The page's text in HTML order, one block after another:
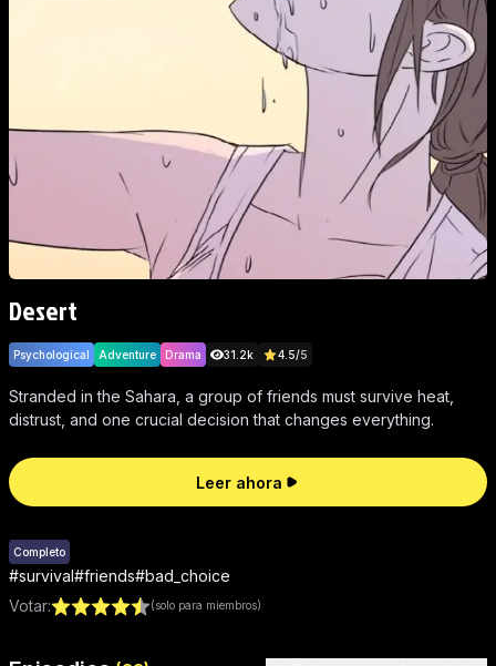
Desert
Psychological Adventure Drama 31.2k 4.5/5
Stranded in the Sahara, a group of friends must survive heat,
distrust, and one crucial decision that changes everything.
Leer ahora
Completo
#survival#friends#bad_choice
Votar: (solo para miembros)